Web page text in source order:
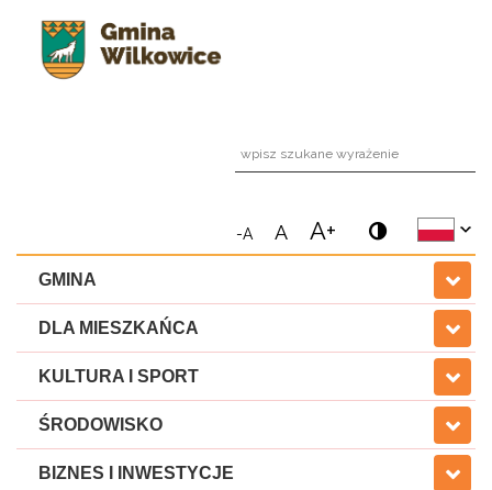
-A A A+
GMINA
DLA MIESZKAŃCA
KULTURA I SPORT
ŚRODOWISKO
BIZNES I INWESTYCJE